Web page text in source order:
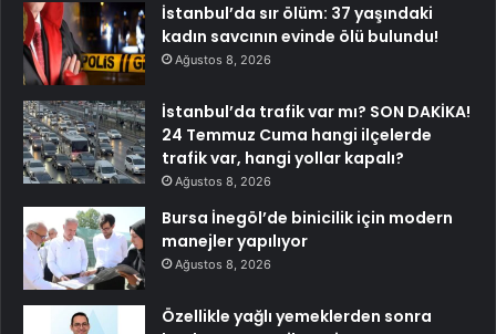
İstanbul’da sır ölüm: 37 yaşındaki
kadın savcının evinde ölü bulundu!
Ağustos 8, 2026
İstanbul’da trafik var mı? SON DAKİKA!
24 Temmuz Cuma hangi ilçelerde
trafik var, hangi yollar kapalı?
Ağustos 8, 2026
Bursa İnegöl’de binicilik için modern
manejler yapılıyor
Ağustos 8, 2026
Özellikle yağlı yemeklerden sonra